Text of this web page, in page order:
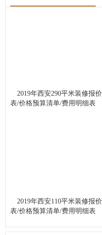
2019年西安290平米装修报价
表/价格预算清单/费用明细表
2019年西安110平米装修报价
表/价格预算清单/费用明细表